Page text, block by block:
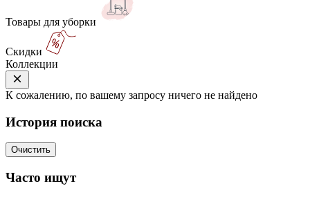
Товары для уборки
Скидки
Коллекции
К сожалению, по вашему запросу ничего не найдено
История поиска
Очистить
Часто ищут